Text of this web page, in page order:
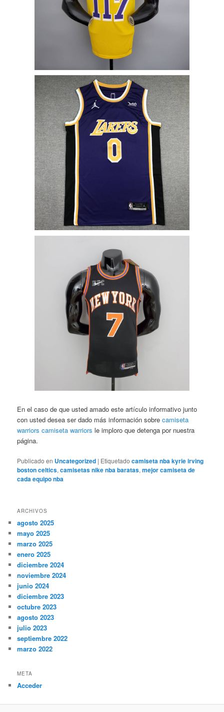
En el caso de que usted amado este artículo informativo junto
con usted desea ser dado más información sobrecamiseta
warriors camiseta warriors le imploro que detenga por nuestra
página.
Publicado en Uncategorized | Etiquetado camiseta nba kyrie irving
boston celtics,camisetas nike nba baratas,mejor camiseta de
cada equipo nba
ARCHIVOS
agosto 2025
mayo 2025
marzo 2025
enero 2025
diciembre 2024
noviembre 2024
junio 2024
diciembre 2023
octubre 2023
agosto 2023
julio 2023
septiembre 2022
marzo 2022
META
Acceder